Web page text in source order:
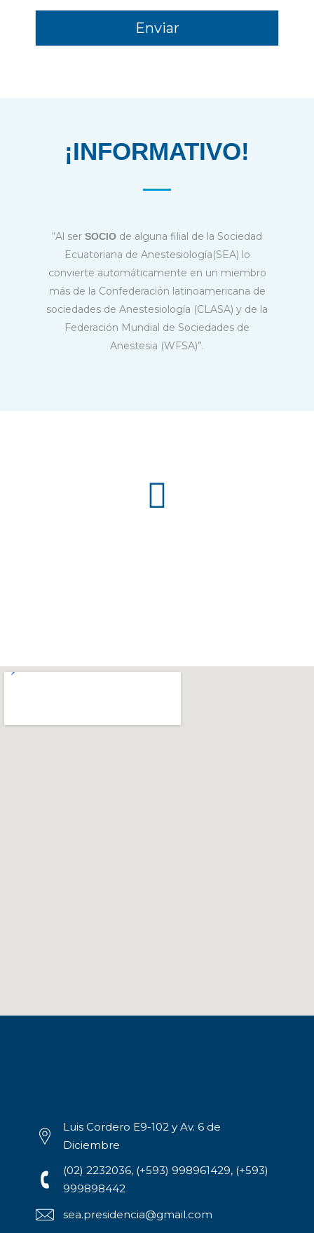
Enviar
¡INFORMATIVO!
“Al ser SOCIO de alguna filial de la Sociedad
Ecuatoriana de Anestesiología(SEA) lo
convierte automáticamente en un miembro
más de la Confederación latinoamericana de
sociedades de Anestesiología (CLASA) y de la
Federación Mundial de Sociedades de
Anestesia (WFSA)”.
Luis Cordero E9-102 y Av. 6 de
Diciembre
(02) 2232036, (+593) 998961429, (+593)
999898442
sea.presidencia@gmail.com